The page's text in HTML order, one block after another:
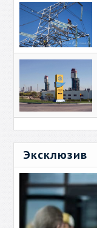
Эксклюзив